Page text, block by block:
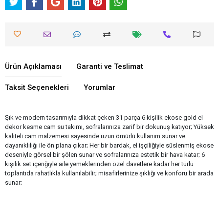
Ürün Açıklaması Garanti ve Teslimat
Taksit Seçenekleri Yorumlar
Şık ve modern tasarımıyla dikkat çeken 31 parça 6 kişilik ekose gold el
dekor kesme cam su takımı, sofralarınıza zarif bir dokunuş katıyor; Yüksek
kaliteli cam malzemesi sayesinde uzun ömürlü kullanım sunar ve
dayanıklılığı ile ön plana çıkar; Her bir bardak, el işçiliğiyle süslenmiş ekose
deseniyle görsel bir şölen sunar ve sofralarınıza estetik bir hava katar; 6
kişilik set içeriğiyle aile yemeklerinden özel davetlere kadar her türlü
toplantıda rahatlıkla kullanılabilir; misafirlerinize şıklığı ve konforu bir arada
sunar;